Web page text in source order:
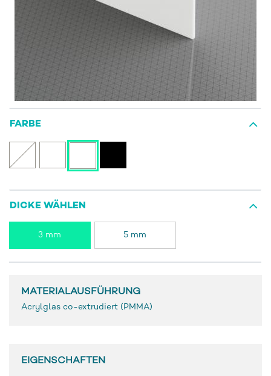
FARBE
DICKE WÄHLEN
3 mm 5 mm
MATERIALAUSFÜHRUNG
Acrylglas co-extrudiert (PMMA)
EIGENSCHAFTEN